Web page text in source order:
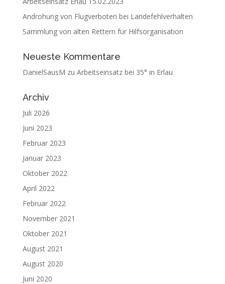
Androhung von Flugverboten bei Landefehlverhalten
Sammlung von alten Rettern für Hilfsorganisation
Neueste Kommentare
DanielSausM zu Arbeitseinsatz bei 35° in Erlau
Archiv
Juli 2026
Juni 2023
Februar 2023
Januar 2023
Oktober 2022
April 2022
Februar 2022
November 2021
Oktober 2021
August 2021
August 2020
Juni 2020